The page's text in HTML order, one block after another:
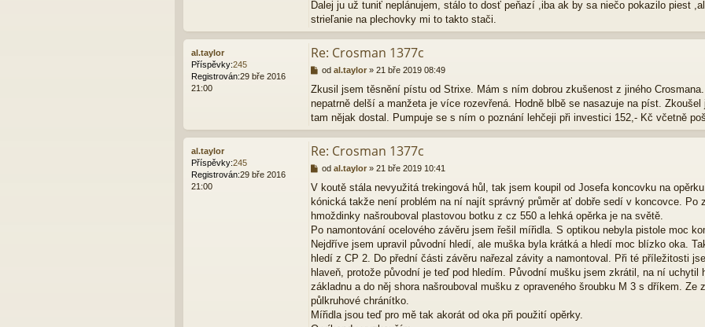
Ďalej ju už tuniť neplánujem, stálo to dosť peňazí ,iba ak by sa niečo pokazilo piest
strieľanie na plechovky mi to takto stači.
al.taylor
Příspěvky:245
Registrován:29 bře 2016
21:00
Re: Crosman 1377c
P
í
s
p
ě
v
e
od al.taylor » 21 bře 2019 08:49
Zkusil jsem těsnění pístu od Strixe. Mám s ním dobrou zkušenost z jiného
nepatrně delší a manžeta je více rozevřená. Hodně blbě se nasazuje na píst.
tam nějak dostal. Pumpuje se s ním o poznání lehčeji při investici 152,- Kč včetně
al.taylor
Příspěvky:245
Registrován:29 bře 2016
21:00
Re: Crosman 1377c
P
s
p
ě
e
k
od al.taylor » 21 bře 2019 10:41
V koutě stála nevyužitá trekingová hůl, tak jsem koupil od Josefa koncovku na
kónická takže není problém na ní najít správný průměr ať dobře sedí v koncovce. Po
hmoždinky našrouboval plastovou botku z cz 550 a lehká opěrka je na světě.
Po namontování ocelového závěru jsem řešil mířidla. S optikou nebyla pistole moc
Nejdříve jsem upravil původní hledí, ale muška byla krátká a hledí moc blízko oka.
hledí z CP 2. Do přední části závěru nařezal závity a namontoval. Při té příležitosti
hlaveň, protože původní je teď pod hledím. Původní mušku jsem zkrátil, na ní uchytil
základnu a do něj shora našrouboval mušku z opraveného šroubku M 3 s dříkem. Ze
půlkruhové chránítko.
Mířidla jsou teď pro mě tak akorát od oka při použití opěrky.